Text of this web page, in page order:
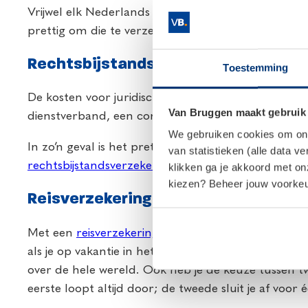
Toestemming
Van Bruggen maakt
We gebruiken cookies om
van statistieken (alle data
klikken ga je akkoord met
kiezen? Beheer jouw
Vrijwel elk Nederlands huishouden sluit deze
prettig om die te verzekeren voor het geval er iets
Rechtsbijstandsverzekering
De kosten voor juridische hulp kunnen flink
dienstverband, een conflict met een aannemer
In zo’n geval is het prettig als je niet zelf voor
rechtsbijstandsverzekeringaf, dan zijn de kosten
Reisverzekering
Met een reisverzekering
ben je verzekerd van
als je op vakantie in het ziekenhuis belandt of
over de hele wereld. Ook heb je de keuze tussen
eerste loopt altijd door; de tweede sluit je af voor